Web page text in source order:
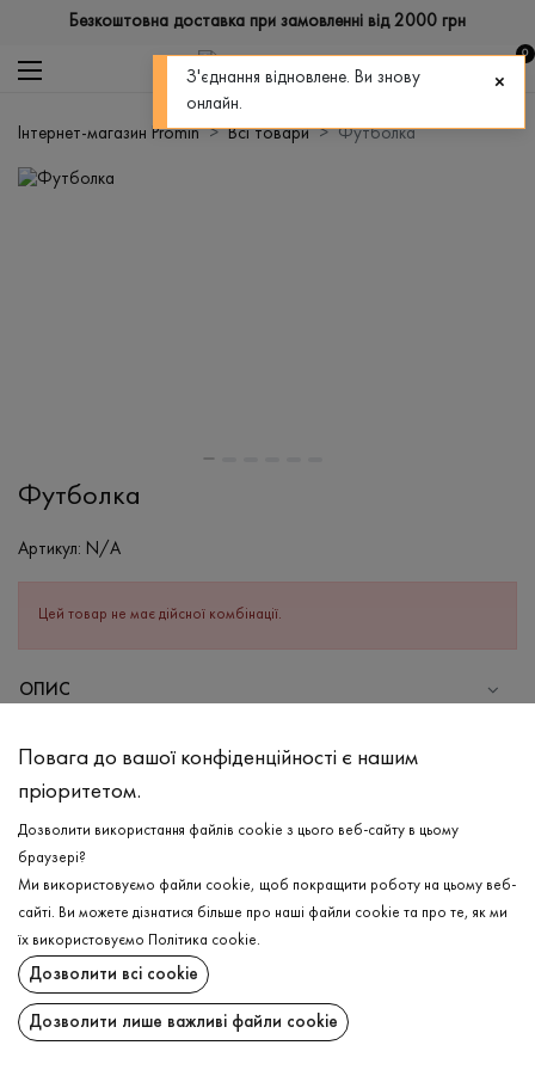
Безкоштовна доставка при замовленні від 2000 грн
0
Інтернет-магазин Promin Всі товари Футболка
Футболка
Артикул: N/A
Цей товар не має дійсної комбінації.
ОПИС
крою з коротким рукавом та зі спущеною лінією плеча. Має
круглу горловину. Завдяки додаванню еластану, виріб добре
тягнеться, та зберігає ідеальну форму. Має приємну на дотик
структуру, яка гармонічно виглядає на тілі,та зберігає стійкість
виробу на довгий час.
Бавовна - 95%, Еластан - 5%
ДОГЛЯД
Прання в холодній воді (до 30 ° C)
ДОСТАВКА
ПОВЕРНЕННЯ
Повага до вашої конфіденційності є нашим
пріоритетом.
Дозволити використання файлів cookie з цього веб-сайту в цьому
браузері?
Ми використовуємо файли cookie, щоб покращити роботу на цьому веб-
сайті. Ви можете дізнатися більше про наші файли cookie та про те, як ми
їх використовуємо
Політика cookie.
Дозволити всі cookie
Дозволити лише важливі файли cookie
З'єднання відновлене. Ви знову
онлайн.